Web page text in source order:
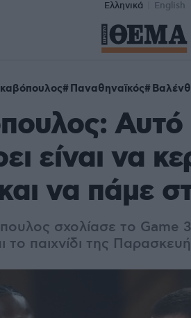
Ελληνικά English
Παναθηναϊκός
Αυτό
είναι να
και να πάμε
σχολίασε το Game
το παιχνίδι της